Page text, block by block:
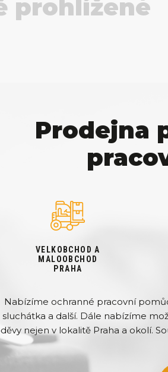
prohlížené
Prodejna
VELKOBCHOD A
MALOOBCHOD
PRAHA
Nabízíme ochranné pracovní
sluchátka a další. Dále nabízíme
nejen v lokalitě Praha a okolí.